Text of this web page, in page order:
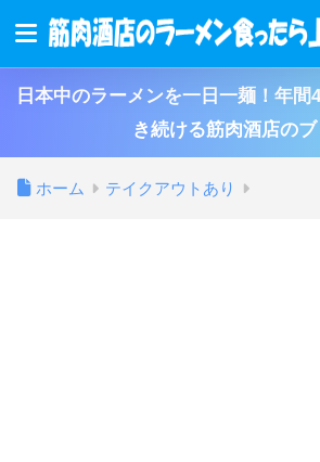
日本中のラーメンを一日一麺！年間
き続ける筋肉酒店の
ホーム テイクアウトあり